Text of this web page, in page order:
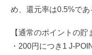
め、還元率は0.5%であ
【通常のポイントの貯
・200円につき1 J-